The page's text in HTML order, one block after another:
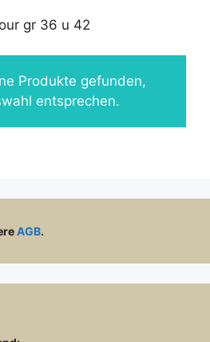
gr 36 u 42
Produkte gefunden,
entsprechen.
AGB.